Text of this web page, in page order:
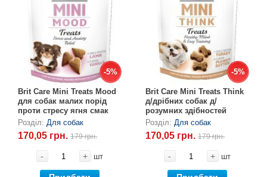
-5%
-5%
Brit Care Mini Treats Mood
для собак малих порід
проти стресу ягня смак
ваніль, 50 г
Розділ:Для собак
170,05 грн.179 грн.
- + шт
-5%
-5%
Brit Care Mini Treats Think
д/дрібних собак д/
розумних здібностей
індичка смак
арахіс.масло, 50 г
Розділ:Для собак
170,05 грн.179 грн.
- + шт